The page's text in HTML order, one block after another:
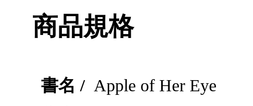
商品規格
書名 / Apple of Her Eye